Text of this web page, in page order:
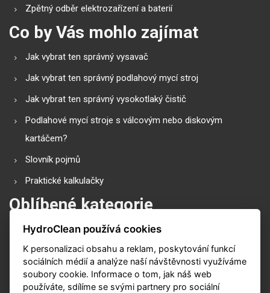
Zpětný odběr elektrozařízení a baterií
Co by Vás mohlo zajímat
Jak vybrat ten správný vysavač
Jak vybrat ten správný podlahový mycí stroj
Jak vybrat ten správný vysokotlaký čistič
Podlahové mycí stroje s válcovým nebo diskovým
kartáčem?
Slovník pojmů
Praktické kalkulačky
Oblíbené kategorie
Průmyslové vysavače
Vysokotlaké čističe
Podlahové mycí stroje
HydroClean používá cookies
K personalizaci obsahu a reklam, poskytování funkcí
sociálních médií a analýze naší návštěvnosti využíváme
soubory cookie. Informace o tom, jak náš web
používáte, sdílíme se svými partnery pro sociální